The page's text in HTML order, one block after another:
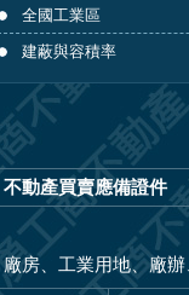
全國工業區
建蔽與容積率
不動產買賣應備證件
廠房、工業用地、廠